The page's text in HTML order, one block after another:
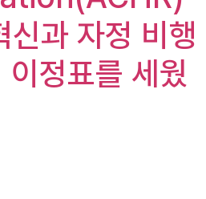
과 자정 비행
이정표를 세웠